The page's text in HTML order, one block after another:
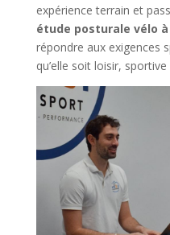
expérience terrain et
étude posturale vélo à
répondre aux exigences
qu’elle soit loisir,